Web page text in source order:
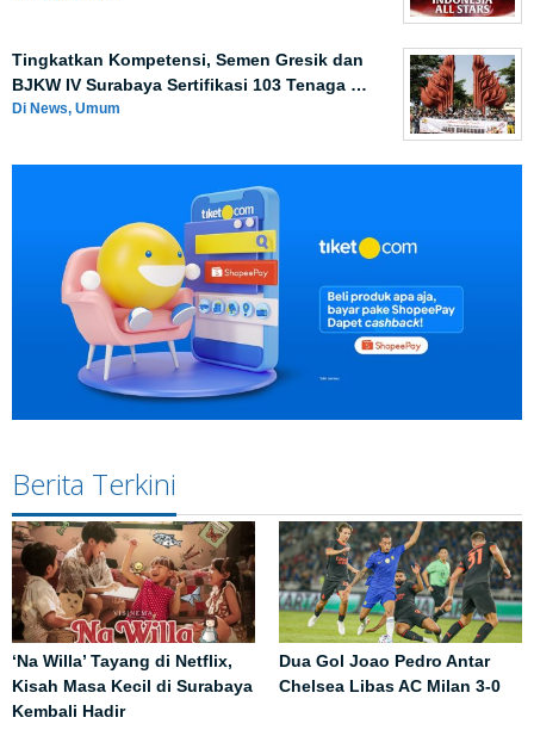
Tingkatkan Kompetensi, Semen Gresik dan
BJKW IV Surabaya Sertifikasi 103 Tenaga …
Di News, Umum
Berita Terkini
‘Na Willa’ Tayang di Netflix,
Kisah Masa Kecil di Surabaya
Kembali Hadir
Dua Gol Joao Pedro Antar
Chelsea Libas AC Milan 3-0